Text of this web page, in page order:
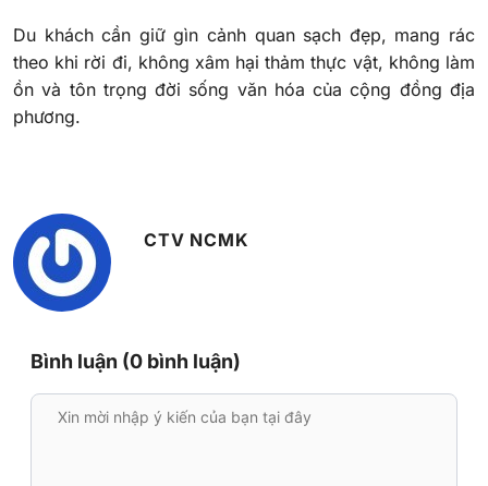
Du khách cần giữ gìn cảnh quan sạch đẹp, mang rác
theo khi rời đi, không xâm hại thảm thực vật, không làm
ồn và tôn trọng đời sống văn hóa của cộng đồng địa
phương.
CTV NCMK
Bình luận (0 bình luận)